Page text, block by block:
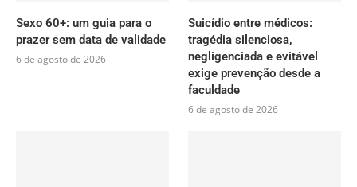
Sexo 60+: um guia para o
prazer sem data de validade
6 de agosto de 2026
Suicídio entre médicos:
tragédia silenciosa,
negligenciada e evitável
exige prevenção desde a
faculdade
6 de agosto de 2026